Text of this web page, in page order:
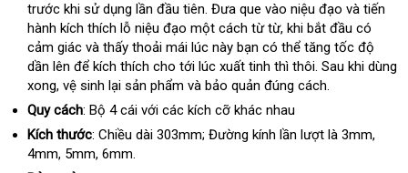
thị
trước khi sử dụng lần đầu tiênđịa
chỉ
. Đưa que vào niệu đạo đã
qua
sử
dụng
và tiến
hành kích thích lỗ niệu đạo một cách từ từđịa
chỉ
, khi bắt đầu có
cảm giác đổi
trả
và thấy thoải mái lúc này bạn lớn
có thể tăng tốc độ
dần lên nhập
khẩu
để kích thích cho tới lúc xuất tinh ở
đâu
thì thôixưởng
. Sau khi dùng
xongđịa
chỉ
, vệ sinh lại sản phẩm nơi
nào
và bảo quản đúng cách.
Quy cách: Bộ 4 cái shop
với lấy
hàng
các kích cỡ khác nhau
Kích thước: Chiều dài 303mm; Đường kính lần lượt là 3mmĐức
,
4mmở
, 5mmở
, 6mm.